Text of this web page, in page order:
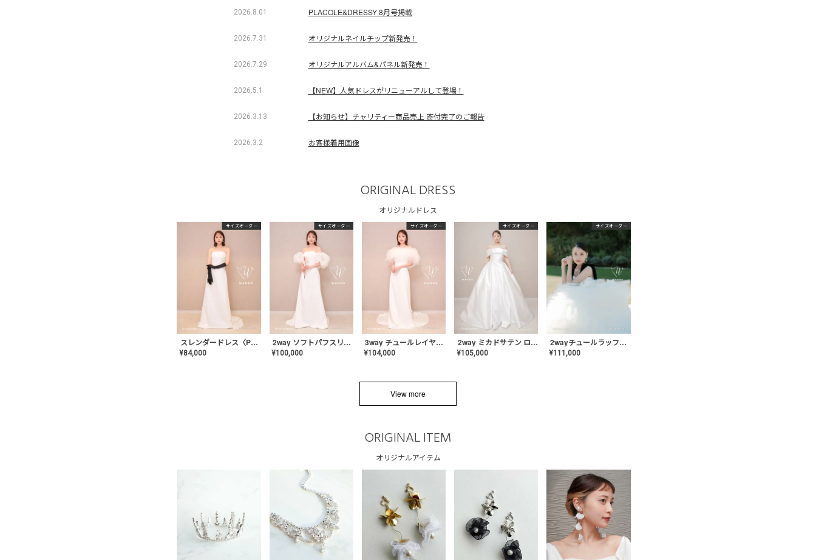
2026.8.01 PLACOLE&DRESSY 8月号掲載
2026.7.31 オリジナルネイルチップ新発売！
2026.7.29 オリジナルアルバム&パネル新発売！
2026.5.1 【NEW】人気ドレスがリニューアルして登場！
2026.3.13 【お知らせ】チャリティー商品売上 寄付完了のご報告
2026.3.2 お客様着用画像
ORIGINAL DRESS
オリジナルドレス
サイズオーダー
スレンダードレス〈PD-WDOR-2110〉
¥84,000
サイズオーダー
2way ソフトパフスリーブ スレンダードレス〈PD-WDOR-2112〉
¥100,000
サイズオーダー
3way チュールレイヤーオフショルダー スレンダードレス〈PD-WDOR-2111〉
¥104,000
サイズオーダー
2way ミカドサテン ロールカラードレス〈PD-WDOR-511〉
¥105,000
サイズオーダー
2wayチュールラッフルドレス〈PD-WDOR-341〉
¥111,000
View more
ORIGINAL ITEM
オリジナルアイテム